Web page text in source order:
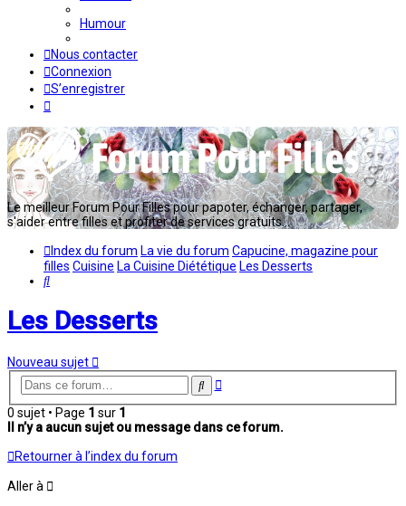
Humour
Nous contacter
Connexion
S’enregistrer
Le meilleur Forum Pour Filles pour papoter, échanger, partager,
s'aider entre filles et profiter de services gratuits...
Index du forum La vie du forum Capucine, magazine pour
filles Cuisine La Cuisine Diététique Les Desserts
Rechercher
Les Desserts
Nouveau sujet
Rechercher
Recherche
0 sujet • Page 1 sur 1
Il n’y a aucun sujet ou message dans ce forum.
Retourner à l’index du forum
Aller à